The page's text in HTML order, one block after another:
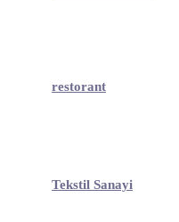
restorant
Tekstil Sanayi